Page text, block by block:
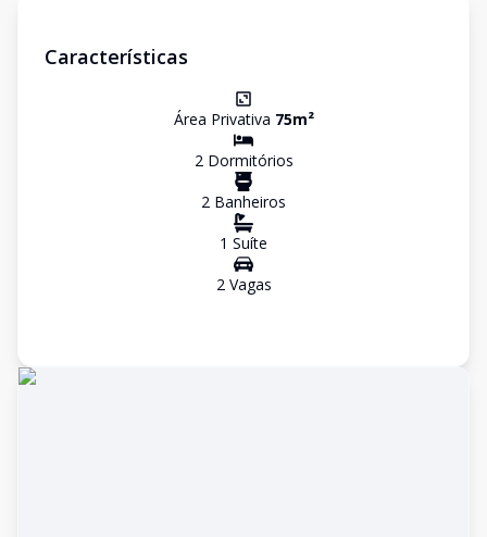
Características
Área Privativa 75m²
2Dormitórios
2 Banheiros
1 Suíte
2Vagas